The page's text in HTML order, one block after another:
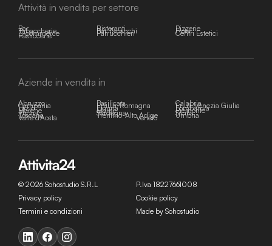
Attività in vendita per settore
Bar Ristoranti Pizzerie
Tabaccherie Bar Tabacchi Hotel
E-commerce Parrucchieri Centri Estetici
Pasticcerie
Aziende in vendita in
Abruzzo Basilicata Calabria
Campania Emilia-Romagna Friuli-Venezia Giulia
Lazio Liguria Lombardia
Marche Molise Piemonte
Puglia Sardegna Sicilia
Toscana Trentino-Alto Adige Umbria
Valle d'Aosta Veneto
© 2026 Sohostudio S.R.L
P.Iva 18227661008
Privacy policy
Cookie policy
Termini e condizioni
Made by Sohostudio